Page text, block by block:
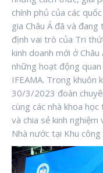
chính phủ của các
gia Châu Á đã và
định vai trò của Tri
kinh doanh mới ở
những hoạt động
IFEAMA. Trong khuôn
30/3/2023 đoàn
cùng các nhà khoa
và chia sẻ kinh
Nhà nước tại Khu